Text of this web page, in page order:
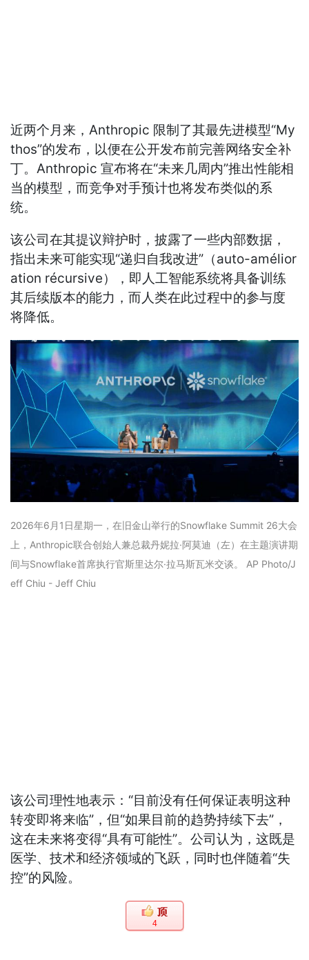
近两个月来，Anthropic 限制了其最先进模型“My
thos”的发布，以便在公开发布前完善网络安全补
丁。Anthropic 宣布将在“未来几周内”推出性能相
当的模型，而竞争对手预计也将发布类似的系
统。
该公司在其提议辩护时，披露了一些内部数据，
指出未来可能实现“递归自我改进”（auto-amélior
ation récursive），即人工智能系统将具备训练
其后续版本的能力，而人类在此过程中的参与度
将降低。
2026年6月1日星期一，在旧金山举行的Snowflake Summit 26大会
上，Anthropic联合创始人兼总裁丹妮拉·阿莫迪（左）在主题演讲期
间与Snowflake首席执行官斯里达尔·拉马斯瓦米交谈。 AP Photo/J
eff Chiu - Jeff Chiu
该公司理性地表示：“目前没有任何保证表明这种
转变即将来临”，但“如果目前的趋势持续下去”，
这在未来将变得“具有可能性”。公司认为，这既是
医学、技术和经济领域的飞跃，同时也伴随着“失
控”的风险。
4